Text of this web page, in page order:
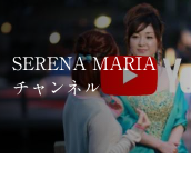
SERENA MARIA
チャンネル